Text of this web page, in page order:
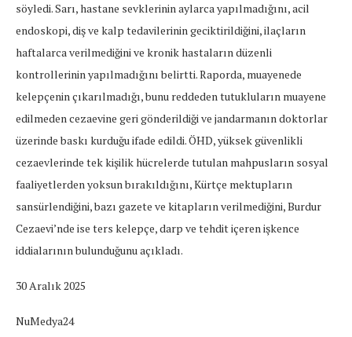
söyledi. Sarı, hastane sevklerinin aylarca yapılmadığını, acil
endoskopi, diş ve kalp tedavilerinin geciktirildiğini, ilaçların
haftalarca verilmediğini ve kronik hastaların düzenli
kontrollerinin yapılmadığını belirtti. Raporda, muayenede
kelepçenin çıkarılmadığı, bunu reddeden tutukluların muayene
edilmeden cezaevine geri gönderildiği ve jandarmanın doktorlar
üzerinde baskı kurduğu ifade edildi. ÖHD, yüksek güvenlikli
cezaevlerinde tek kişilik hücrelerde tutulan mahpusların sosyal
faaliyetlerden yoksun bırakıldığını, Kürtçe mektupların
sansürlendiğini, bazı gazete ve kitapların verilmediğini, Burdur
Cezaevi’nde ise ters kelepçe, darp ve tehdit içeren işkence
iddialarının bulunduğunu açıkladı.
30 Aralık 2025
NuMedya24